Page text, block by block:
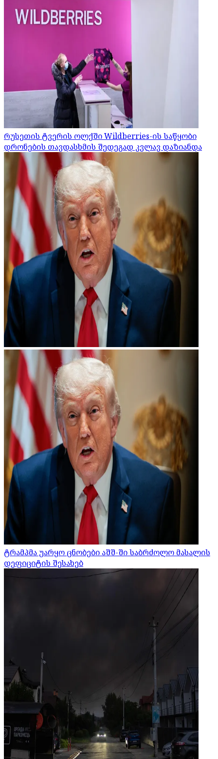
რუსეთის ტვერის ოლქში Wildberries-ის საწყობი
დრონების თავდასხმის შედეგად კვლავ დაზიანდა
ტრამპმა უარყო ცნობები აშშ-ში საბრძოლო მასალის
დეფიციტის შესახებ